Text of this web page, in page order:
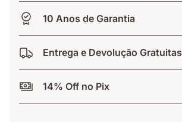
10 Anos de Garantia
Entrega e Devolução Gratuitas
14% Off no Pix